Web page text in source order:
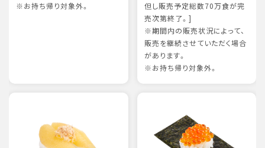
※お持ち帰り対象外。
但し販売予定総数70万食が完
売次第終了。]
※期間内の販売状況によって、
販売を継続させていただく場合
があります。
※お持ち帰り対象外。